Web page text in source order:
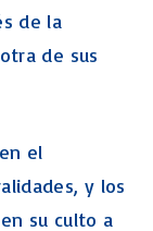
de la
de sus
el
y los
su culto a